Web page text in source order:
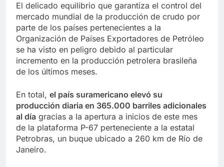
El delicado equilibrio que garantiza el control del
mercado mundial de la producción de crudo por
parte de los países pertenecientes a la
Organización de Países Exportadores de Petróleo
se ha visto en peligro debido al particular
incremento en la producción petrolera brasileña
de los últimos meses.
En total, el país suramericano elevó su
producción diaria en 365.000 barriles adicionales
al día gracias a la apertura a inicios de este mes
de la plataforma P-67 perteneciente a la estatal
Petrobras, un buque ubicado a 260 km de Río de
Janeiro.